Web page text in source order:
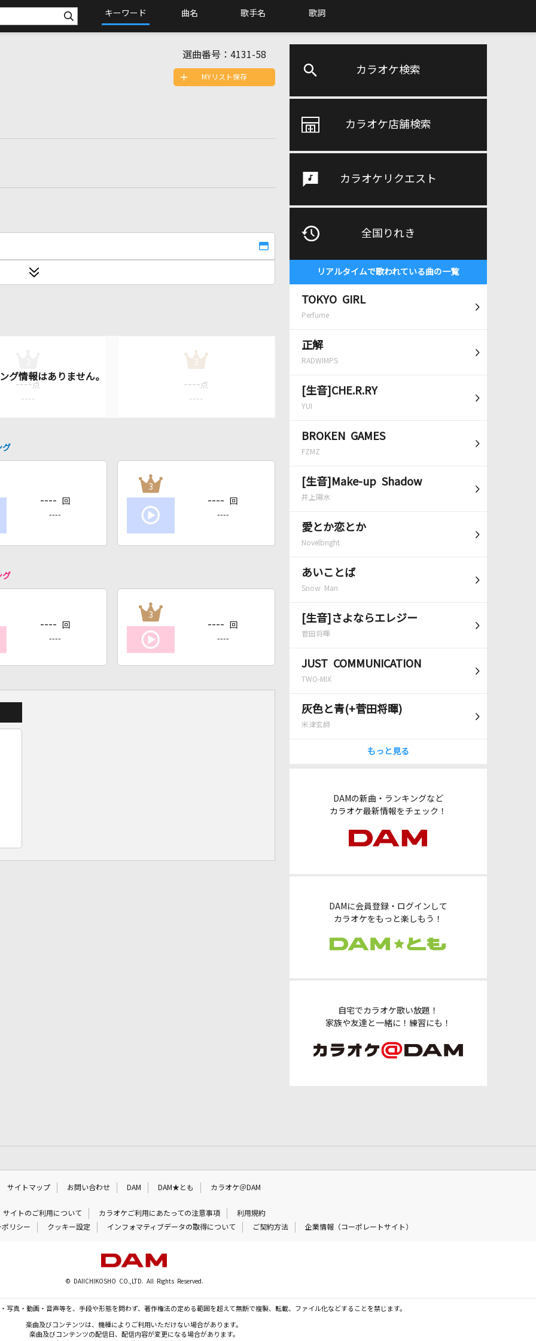
キーワード 曲名 歌手名 歌詞
カラオケ検索
カラオケ店舗検索
カラオケリクエスト
全国りれき
リアルタイムで歌われている曲の一覧
TOKYO GIRL
Perfume
正解
RADWIMPS
[生音]CHE.R.RY
YUI
BROKEN GAMES
FZMZ
[生音]Make-up Shadow
井上陽水
愛とか恋とか
Novelbright
あいことば
Snow Man
[生音]さよならエレジー
菅田将暉
JUST COMMUNICATION
TWO-MIX
灰色と青(+菅田将暉)
米津玄師
もっと見る
DAMの新曲・ランキングなど
カラオケ最新情報をチェック！
DAMに会員登録・ログインして
カラオケをもっと楽しもう！
自宅でカラオケ歌い放題！
家族や友達と一緒に！練習にも！
選曲番号： 4131-58
MYリスト保存
---- 点
----
3
---- 点
----
グ
---- 回
----
3
---- 回
----
グ
---- 回
----
3
---- 回
----
サイトマップ お問い合わせ DAM DAM★とも カラオケ＠DAM
サイトのご利用について カラオケご利用にあたっての注意事項
利用規約
リシー
クッキー設定 インフォマティブデータの取得について ご契約方法 企業情報（コーポレートサイト）
© DAIICHIKOSHO CO.,LTD. All Rights Reserved.
写真・動画・音声等を、手段や形態を問わず、著作権法の定める範囲を超えて無断で複製、転載、ファイル化などすることを禁じます。
楽曲及びコンテンツは、機種によりご利用いただけない場合があります。
楽曲及びコンテンツの配信日、配信内容が変更になる場合があります。